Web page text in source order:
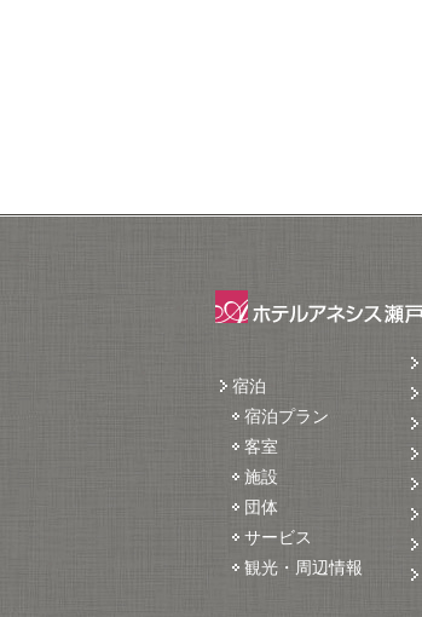
宿泊
宿泊プラン
客室
施設
団体
サービス
観光・周辺情報